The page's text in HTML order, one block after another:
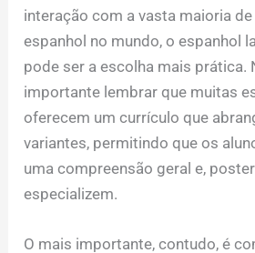
interação com a vasta maioria
espanhol no mundo, o espanhol
pode ser a escolha mais prática.
importante lembrar que muitas
oferecem um currículo que
variantes, permitindo que os
uma compreensão geral e,
especializem.
O mais importante, contudo, é